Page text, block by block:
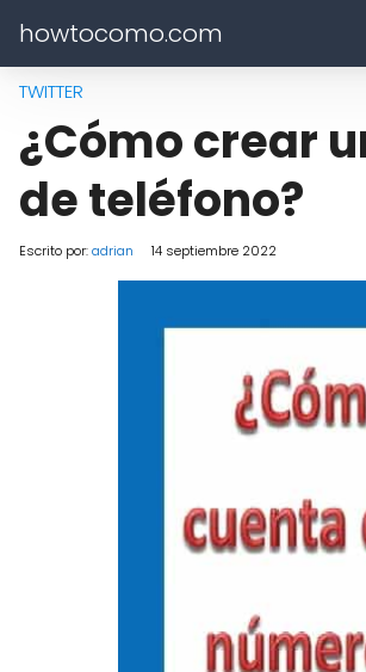
howtocomo.com
TWITTER
¿Cómo crear
de teléfono?
Escrito por:adrian 14 septiembre 2022